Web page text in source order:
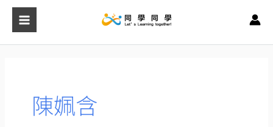
陳姵含